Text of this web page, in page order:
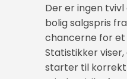
Der er ingen
bolig salgspris
chancerne for et
Statistikker
starter til